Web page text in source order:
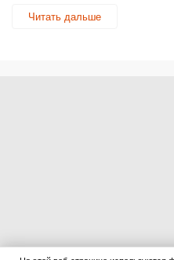
Читать дальше